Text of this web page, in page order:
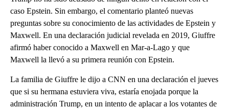
caso Epstein. Sin embargo, el comentario planteó nuevas
preguntas sobre su conocimiento de las actividades de Epstein y
Maxwell. En una declaración judicial revelada en 2019, Giuffre
afirmó haber conocido a Maxwell en Mar-a-Lago y que
Maxwell la llevó a su primera reunión con Epstein.
La familia de Giuffre le dijo a CNN en una declaración el jueves
que si su hermana estuviera viva, estaría enojada porque la
administración Trump, en un intento de aplacar a los votantes de